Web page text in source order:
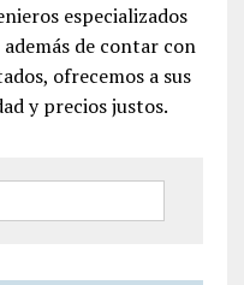
especializados
de contar con
ofrecemos a sus
y precios justos.